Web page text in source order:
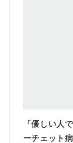
「優しい人
ーチェット